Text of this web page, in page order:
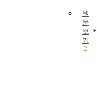
원
문
보
기
2